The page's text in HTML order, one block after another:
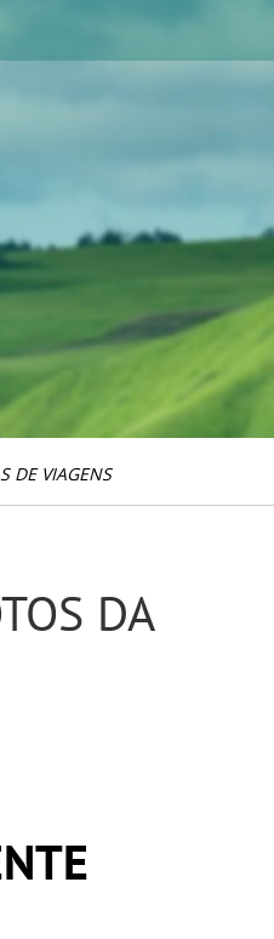
DE VIAGENS
DA